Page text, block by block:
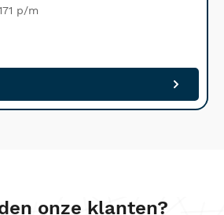
v.a € 171 p/m
onze klanten?